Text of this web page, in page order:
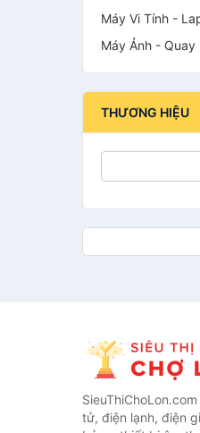
Máy Vi Tính -
Máy Ảnh - Quay
THƯƠNG HIỆU
tử, điện lạnh, điện